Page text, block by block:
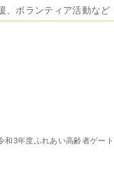
、ボランティア活動など
和3年度ふれあい高齢者ゲー